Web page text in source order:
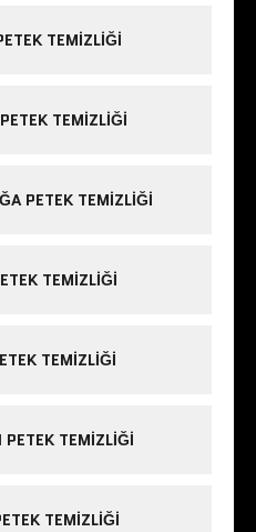
TEMIZLIĞI
TEMIZLIĞI
PETEK TEMIZLIĞI
TEMIZLIĞI
TEMIZLIĞI
PETEK TEMIZLIĞI
TEMIZLIĞI